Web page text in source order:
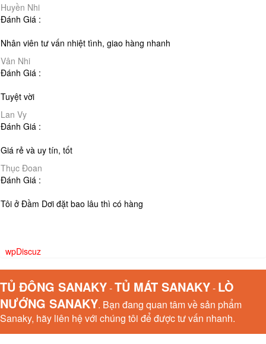
Huyền Nhi
Đánh Giá :
Nhân viên tư vấn nhiệt tình, giao hàng nhanh
Vân Nhi
Đánh Giá :
Tuyệt vời
Lan Vy
Đánh Giá :
Giá rẻ và uy tín, tốt
Thục Ðoan
Đánh Giá :
Tôi ở Đầm Dơi đặt bao lâu thì có hàng
wpDiscuz
TỦ ĐÔNG SANAKY-TỦ MÁT SANAKY- LÒ
NƯỚNG SANAKY. Bạn đang quan tâm về sản phẩm
Sanaky, hãy liên hệ với chúng tôi để được tư vấn nhanh.